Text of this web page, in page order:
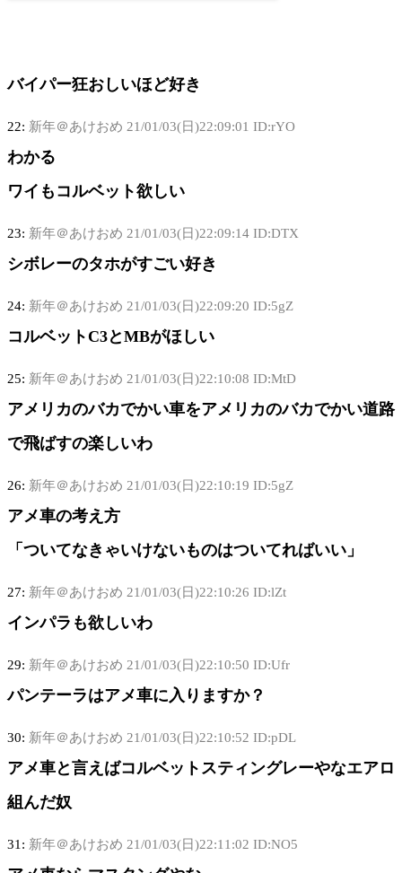
バイパー狂おしいほど好き
22: 新年＠あけおめ 21/01/03(日)22:09:01 ID:rYO
わかる
ワイもコルベット欲しい
23: 新年＠あけおめ 21/01/03(日)22:09:14 ID:DTX
シボレーのタホがすごい好き
24: 新年＠あけおめ 21/01/03(日)22:09:20 ID:5gZ
コルベットC3とMBがほしい
25: 新年＠あけおめ 21/01/03(日)22:10:08 ID:MtD
アメリカのバカでかい車をアメリカのバカでかい道路
で飛ばすの楽しいわ
26: 新年＠あけおめ 21/01/03(日)22:10:19 ID:5gZ
アメ車の考え方
「ついてなきゃいけないものはついてればいい」
27: 新年＠あけおめ 21/01/03(日)22:10:26 ID:lZt
インパラも欲しいわ
29: 新年＠あけおめ 21/01/03(日)22:10:50 ID:Ufr
パンテーラはアメ車に入りますか？
30: 新年＠あけおめ 21/01/03(日)22:10:52 ID:pDL
アメ車と言えばコルベットスティングレーやなエアロ
組んだ奴
31: 新年＠あけおめ 21/01/03(日)22:11:02 ID:NO5